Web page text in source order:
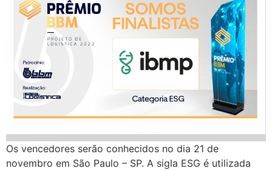
Os vencedores serão conhecidos no dia 21 de
novembro em São Paulo – SP. A sigla ESG é utilizada